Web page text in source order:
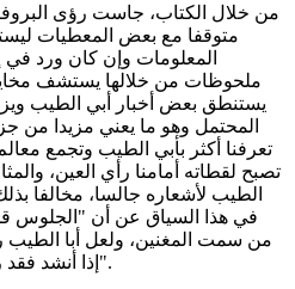
من خلال الكتاب، جاست رؤى
متوقفا مع بعض المعطيات
المعلومات وإن كان ورد في
ملحوظات من خلالها يستشف
يستنطق بعض أخبار أبي الطيب
المحتمل وهو ما يعني مزيدا من
تعرفنا أكثر بأبي الطيب وتجمع
تصبح لقطاته أمامنا رأي العين،
الطيب لأشعاره جالسا، مخالفا
في هذا السياق عن أن "الجلوس
من سمت المغنين، ولعل أبا الطيب
إذا أنشد فقد روي أنه كذلك كان يصنع شعره".